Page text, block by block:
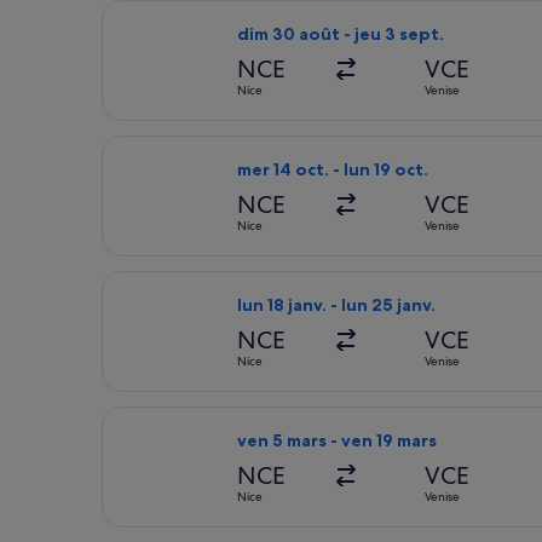
dim 30 août - jeu 3 sept.
NCE
Nice
VCE
Venise
mer 14 oct. - lun 19 oct.
NCE
Nice
VCE
Venise
lun 18 janv. - lun 25 janv.
NCE
Nice
VCE
Venise
ven 5 mars - ven 19 mars
NCE
Nice
VCE
Venise